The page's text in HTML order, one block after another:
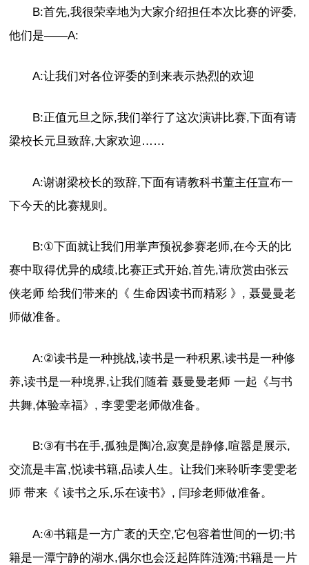
B:首先,我很荣幸地为大家介绍担任本次比赛的评委,
他们是——A:
A:让我们对各位评委的到来表示热烈的欢迎
B:正值元旦之际,我们举行了这次演讲比赛,下面有请
梁校长元旦致辞,大家欢迎……
A:谢谢梁校长的致辞,下面有请教科书董主任宣布一
下今天的比赛规则。
B:①下面就让我们用掌声预祝参赛老师,在今天的比
赛中取得优异的成绩,比赛正式开始,首先,请欣赏由张云
侠老师 给我们带来的《 生命因读书而精彩 》, 聂曼曼老
师做准备。
A:②读书是一种挑战,读书是一种积累,读书是一种修
养,读书是一种境界,让我们随着 聂曼曼老师 一起《与书
共舞,体验幸福》, 李雯雯老师做准备。
B:③有书在手,孤独是陶冶,寂寞是静修,喧嚣是展示,
交流是丰富,悦读书籍,品读人生。让我们来聆听李雯雯老
师 带来《 读书之乐,乐在读书》, 闫珍老师做准备。
A:④书籍是一方广袤的天空,它包容着世间的一切;书
籍是一潭宁静的湖水,偶尔也会泛起阵阵涟漪;书籍是一片